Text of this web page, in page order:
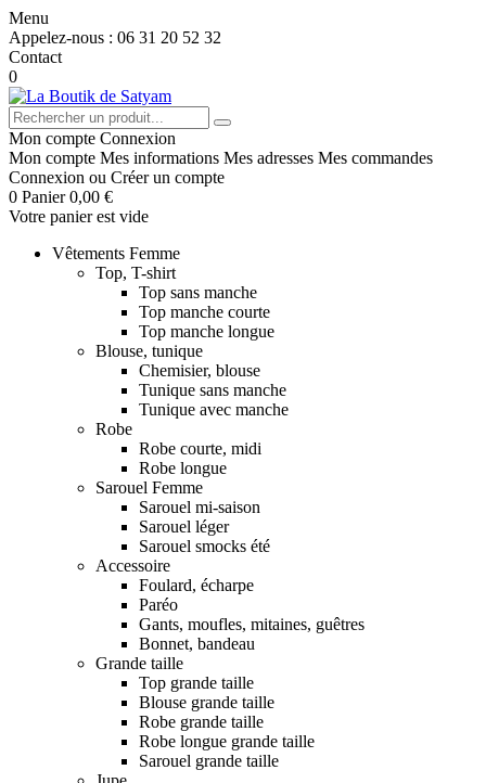
Menu
Appelez-nous : 06 31 20 52 32
Contact
0
Mon compte Connexion
Mon compte Mes informations Mes adresses Mes commandes
Connexion ou Créer un compte
0 Panier 0,00 €
Votre panier est vide
Vêtements Femme
Top, T-shirt
Top sans manche
Top manche courte
Top manche longue
Blouse, tunique
Chemisier, blouse
Tunique sans manche
Tunique avec manche
Robe
Robe courte, midi
Robe longue
Sarouel Femme
Sarouel mi-saison
Sarouel léger
Sarouel smocks été
Accessoire
Foulard, écharpe
Paréo
Gants, moufles, mitaines, guêtres
Bonnet, bandeau
Grande taille
Top grande taille
Blouse grande taille
Robe grande taille
Robe longue grande taille
Sarouel grande taille